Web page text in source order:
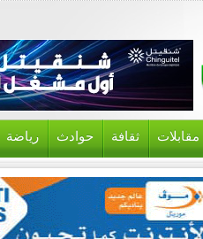
مقابلات ثقافة حوادث رياضة